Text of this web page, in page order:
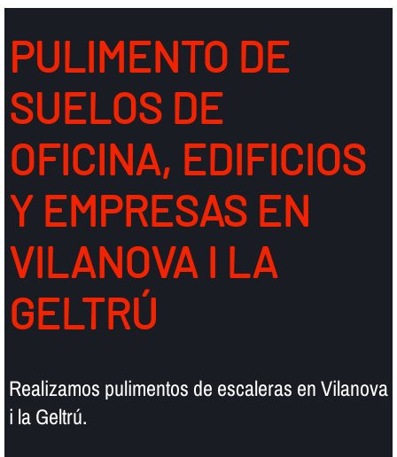
PULIMENTO DE
SUELOS DE
OFICINA, EDIFICIOS
Y EMPRESAS EN
VILANOVA I LA
GELTRÚ
Realizamos pulimentos de escaleras en Vilanova
i la Geltrú.